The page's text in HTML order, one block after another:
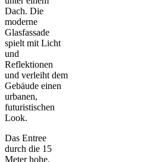
Dach. Die
moderne
Glasfassade
spielt mit Licht
und
Reflektionen
und verleiht dem
Gebäude einen
urbanen,
futuristischen
Look.
Das Entree
durch die 15
Meter hohe,